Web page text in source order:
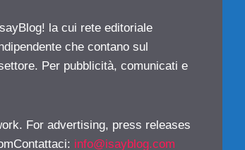
la cui rete editoriale
che contano sul
Per pubblicità, comunicati e
For advertising, press releases
: info@isayblog.com